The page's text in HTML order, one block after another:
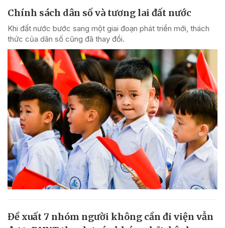
Chính sách dân số và tương lai đất nước
Khi đất nước bước sang một giai đoạn phát triển mới, thách
thức của dân số cũng đã thay đổi.
Đề xuất 7 nhóm người không cần đi viện vẫn